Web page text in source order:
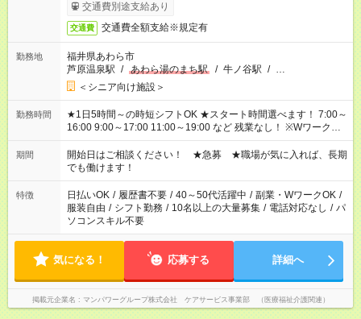
交通費別途支給あり
交通費 交通費全額支給※規定有
勤務地
福井県あわら市
芦原温泉駅 / あわら湯のまち駅 / 牛ノ谷駅 / …
＜シニア向け施設＞
勤務時間
★1日5時間～の時短シフトOK ★スタート時間選べます！ 7:00～
16:00 9:00～17:00 11:00～19:00 など 残業なし！ ※Wワークの
場合、他のお仕事と合わせ週40時間超の就業はご案内できませ
ん ※法令に基づき、週20時間以上勤務は社会保険への加入対象
となります ※労働者派遣法（日雇い派遣の原則禁止）により、
短時間・短期間の就業はご案内が難しい場合があります
期間
開始日はご相談ください！ ★急募 ★職場が気に入れば、長期
でも働けます！
特徴 日払いOK / 履歴書不要 / 40～50代活躍中 / 副業・WワークOK /
服装自由 / シフト勤務 / 10名以上の大量募集 / 電話対応なし / パ
ソコンスキル不要
気になる！ 応募する 詳細へ
掲載元企業名 マンパワーグループ株式会社 ケアサービス事業部 （医療福祉介護関連）